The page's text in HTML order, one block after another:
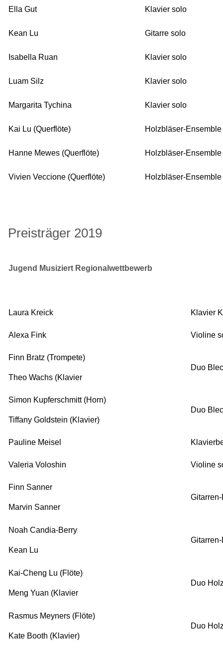
Ella Gut Klavier solo
Kean Lu Gitarre solo
Isabella Ruan Klavier solo
Luam Silz Klavier solo
Margarita Tychina Klavier solo
Kai Lu (Querflöte) Holzbläser-Ensemble
Hanne Mewes (Querflöte) Holzbläser-Ensemble
Vivien Veccione (Querflöte) Holzbläser-Ensemble
Preisträger 2019
Jugend Musiziert Regionalwettbewerb
Laura Kreick Klavier
Alexa Fink Violine
Finn Bratz (Trompete)
Theo Wachs (Klavier
Duo
Simon Kupferschmitt (Horn)
Tiffany Goldstein (Klavier)
Duo
Pauline Meisel
Valeria Voloshin Violine
Finn Sanner
Marvin Sanner
Noah Candia-Berry
Kean Lu
Kai-Cheng Lu (Flöte)
Meng Yuan (Klavier
Duo
Rasmus Meyners (Flöte)
Kate Booth (Klavier)
Duo